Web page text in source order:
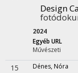
Design
2024
Egyéb URL
Művészeti
15 Dénes, Nóra